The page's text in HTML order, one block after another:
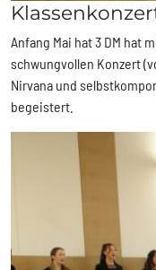
Anfang Mai hat 3 DM hat
schwungvollen Konzert
Nirvana und
begeistert.